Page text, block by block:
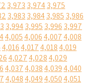
3,973 3,9743,975
3,983 3,9843,985 3,986
3,9943,995 3,996 3,997
4,0054,0064,0074,008
4,0164,0174,0184,019
4,0274,0284,029
4,0374,0384,0394,040
4,0484,0494,0504,051